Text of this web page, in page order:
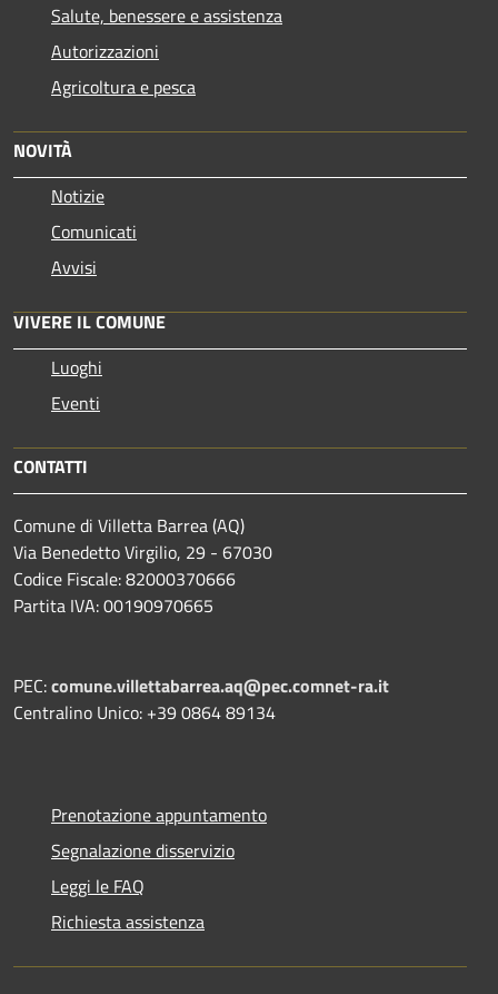
Salute, benessere e assistenza
Autorizzazioni
Agricoltura e pesca
NOVITÀ
Notizie
Comunicati
Avvisi
VIVERE IL COMUNE
Luoghi
Eventi
CONTATTI
Comune di Villetta Barrea (AQ)
Via Benedetto Virgilio, 29 - 67030
Codice Fiscale: 82000370666
Partita IVA: 00190970665
PEC:comune.villettabarrea.aq@pec.comnet-ra.it
Centralino Unico: +39 0864 89134
Prenotazione appuntamento
Segnalazione disservizio
Leggi le FAQ
Richiesta assistenza